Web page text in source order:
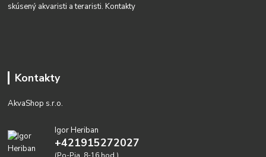
skúsený akvaristi a teraristi.Kontakty
Kontakty
AkvaShop s.r.o.
Igor Heriban
+421915272027